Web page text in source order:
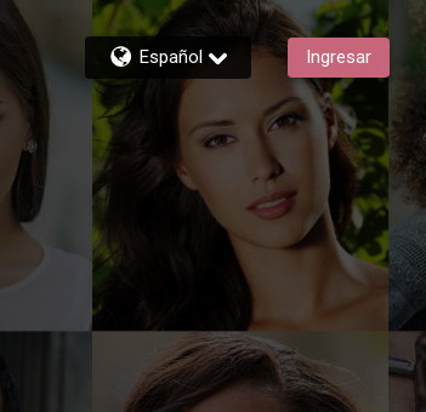
Español Ingresar